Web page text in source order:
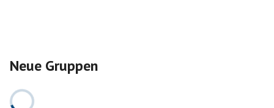
Neue Gruppen